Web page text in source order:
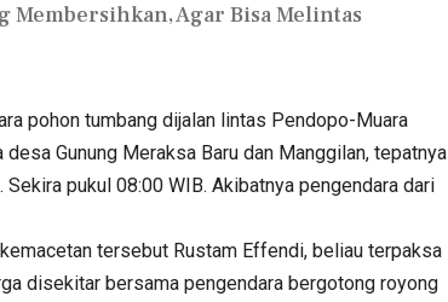
Membersihkan, Agar Bisa Melintas
pohon tumbang dijalan lintas Pendopo-Muara
Gunung Meraksa Baru dan Manggilan, tepatnya
pukul 08:00 WIB. Akibatnya pengendara dari
tersebut Rustam Effendi, beliau terpaksa
disekitar bersama pengendara bergotong royong
Pakai Gas Melon, Minyak Kita Dan
Beras SPHP,…